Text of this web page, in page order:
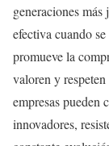
generaciones más
efectiva cuando
promueve la
valoren y
empresas pueden
innovadores,